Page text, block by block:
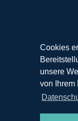
Cookies
unsere
von Ihrem
© 2019-